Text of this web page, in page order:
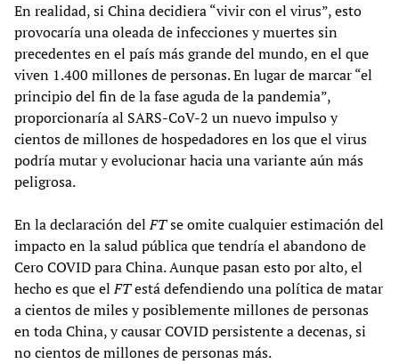
En realidad, si China decidiera “vivir con el virus”, esto
provocaría una oleada de infecciones y muertes sin
precedentes en el país más grande del mundo, en el que
viven 1.400 millones de personas. En lugar de marcar “el
principio del fin de la fase aguda de la pandemia”,
proporcionaría al SARS-CoV-2 un nuevo impulso y
cientos de millones de hospedadores en los que el virus
podría mutar y evolucionar hacia una variante aún más
peligrosa.
En la declaración delFTse omite cualquier estimación del
impacto en la salud pública que tendría el abandono de
Cero COVID para China. Aunque pasan esto por alto, el
hecho es que elFTestá defendiendo una política de matar
a cientos de miles y posiblemente millones de personas
en toda China, y causar COVID persistente a decenas, si
no cientos de millones de personas más.